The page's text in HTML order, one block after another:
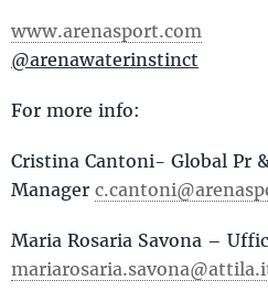
www.arenasport.com
@arenawaterinstinct
For more info:
Cristina Cantoni- Global Pr
Manager
Maria Rosaria Savona –